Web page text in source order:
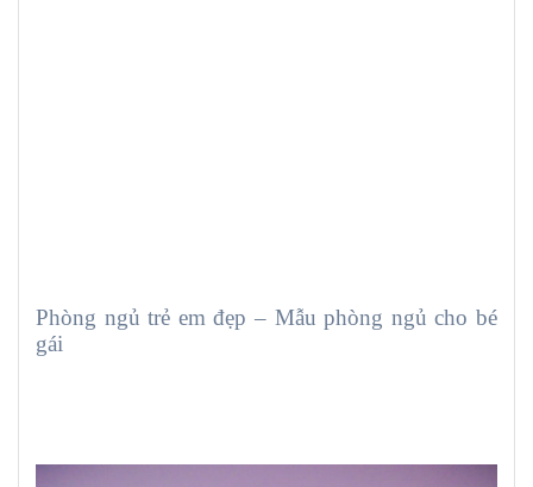
Phòng ngủ trẻ em đẹp – Mẫu phòng ngủ cho bé
gái